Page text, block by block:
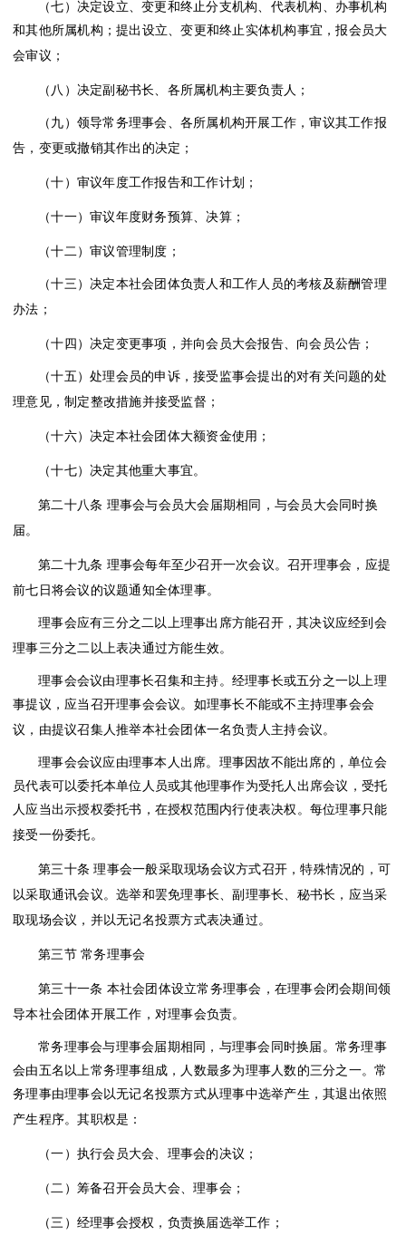
（七）决定设立、变更和终止分支机构、代表机构、办事机构
和其他所属机构；提出设立、变更和终止实体机构事宜，报会员大
会审议；
（八）决定副秘书长、各所属机构主要负责人；
（九）领导常务理事会、各所属机构开展工作，审议其工作报
告，变更或撤销其作出的决定；
（十）审议年度工作报告和工作计划；
（十一）审议年度财务预算、决算；
（十二）审议管理制度；
（十三）决定本社会团体负责人和工作人员的考核及薪酬管理
办法；
（十四）决定变更事项，并向会员大会报告、向会员公告；
（十五）处理会员的申诉，接受监事会提出的对有关问题的处
理意见，制定整改措施并接受监督；
（十六）决定本社会团体大额资金使用；
（十七）决定其他重大事宜。
第二十八条 理事会与会员大会届期相同，与会员大会同时换
届。
第二十九条 理事会每年至少召开一次会议。召开理事会，应提
前七日将会议的议题通知全体理事。
理事会应有三分之二以上理事出席方能召开，其决议应经到会
理事三分之二以上表决通过方能生效。
理事会会议由理事长召集和主持。经理事长或五分之一以上理
事提议，应当召开理事会会议。如理事长不能或不主持理事会会
议，由提议召集人推举本社会团体一名负责人主持会议。
理事会会议应由理事本人出席。理事因故不能出席的，单位会
员代表可以委托本单位人员或其他理事作为受托人出席会议，受托
人应当出示授权委托书，在授权范围内行使表决权。每位理事只能
接受一份委托。
第三十条 理事会一般采取现场会议方式召开，特殊情况的，可
以采取通讯会议。选举和罢免理事长、副理事长、秘书长，应当采
取现场会议，并以无记名投票方式表决通过。
第三节 常务理事会
第三十一条 本社会团体设立常务理事会，在理事会闭会期间领
导本社会团体开展工作，对理事会负责。
常务理事会与理事会届期相同，与理事会同时换届。常务理事
会由五名以上常务理事组成，人数最多为理事人数的三分之一。常
务理事由理事会以无记名投票方式从理事中选举产生，其退出依照
产生程序。其职权是：
（一）执行会员大会、理事会的决议；
（二）筹备召开会员大会、理事会；
（三）经理事会授权，负责换届选举工作；